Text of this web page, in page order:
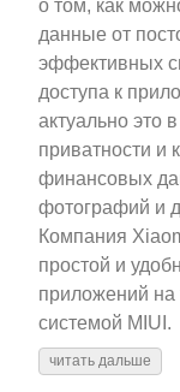
о том, как
данные от
эффективных
доступа к
актуально это
приватности и
финансовых
фотографий и
Компания
простой и
приложений на
системой MIUI.
читать дальше